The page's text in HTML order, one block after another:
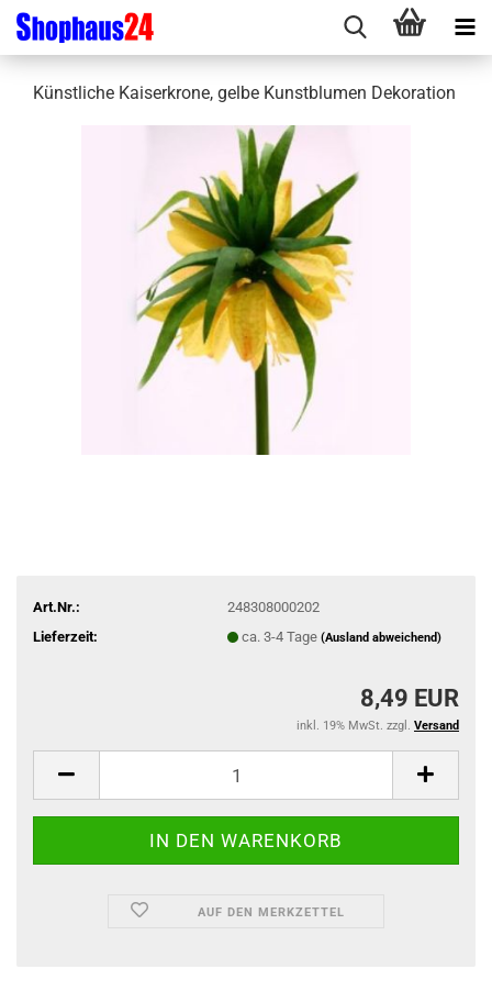
Künstliche Kaiserkrone, gelbe Kunstblumen Dekoration
Art.Nr.:
248308000202
Lieferzeit:
ca. 3-4 Tage (Ausland abweichend)
8,49 EUR
inkl. 19% MwSt. zzgl. Versand
AUF DEN MERKZETTEL